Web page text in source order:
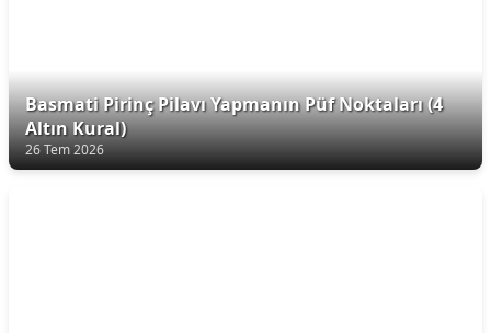
Basmati Pirinç Pilavı Yapmanın Püf Noktaları (4
Altın Kural)
26 Tem 2026